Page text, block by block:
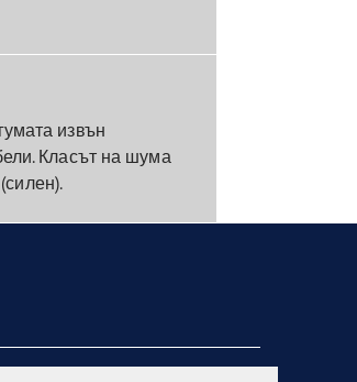
извън
Класът на шума